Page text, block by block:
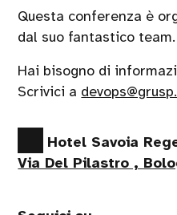
Questa conferenza è
dal suo fantastico team.
Hai bisogno di
Scrivici a
Hotel Savoia
Via Del Pilastro ,